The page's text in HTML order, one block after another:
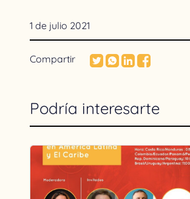
1 de julio 2021
Compartir
Podría interesarte